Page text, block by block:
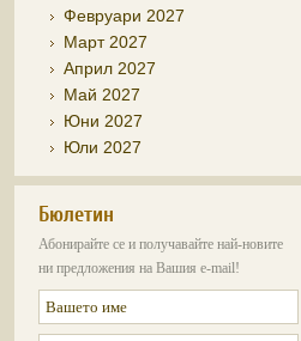
Февруари 2027
Март 2027
Април 2027
Май 2027
Юни 2027
Юли 2027
Бюлетин
Абонирайте се и получавайте най-новите
ни предложения на Вашия e-mail!